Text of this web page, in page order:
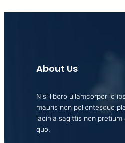
About Us
Nisl libero ullamcorper id
mauris non pellentesque
lacinia sagittis non pretium
quo.